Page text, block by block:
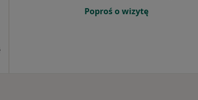
Poproś o wizytę